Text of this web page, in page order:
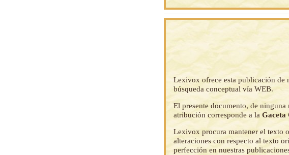
Lexivox ofrece esta publicación de
búsqueda conceptual vía WEB.
El presente documento, de
atribución corresponde a laGaceta
Lexivox procura mantener el texto
alteraciones con respecto al texto
perfección en nuestras